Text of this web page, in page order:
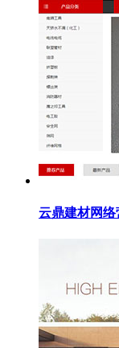
云鼎建材网络